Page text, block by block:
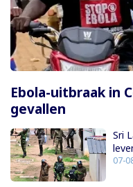
Ebola-uitbraak in
gevallen
Sri
07-